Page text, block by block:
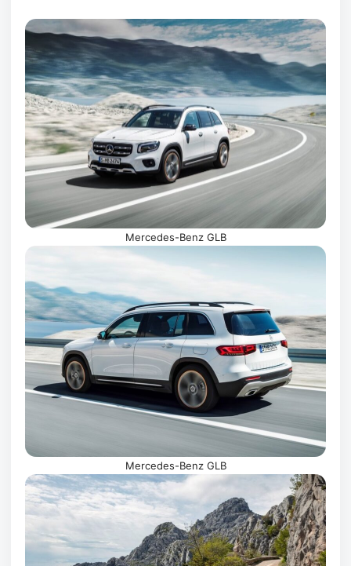
Mercedes-Benz GLB
Mercedes-Benz GLB